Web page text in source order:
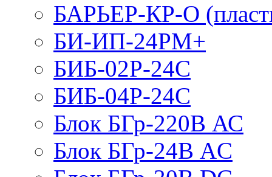
БАРЬЕР-КР-О
БИ-ИП-24РМ+
БИБ-02Р-24С
БИБ-04Р-24С
Блок БГр-220В АС
Блок БГр-24В AC